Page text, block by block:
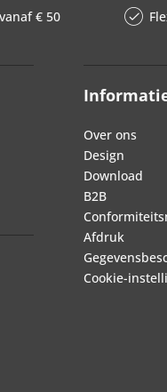
€ 50
Over ons
Design
Download
B2B
Afdruk
Cookie-